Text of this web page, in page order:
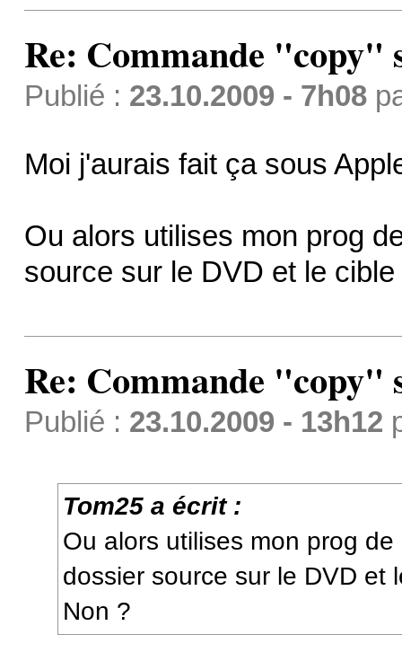
Re: Commande "copy"
Publié : 23.10.2009 - 7h08
Moi j'aurais fait ça sous
Ou alors utilises mon prog
source sur le DVD et le
Re: Commande "copy"
Publié : 23.10.2009 - 13h12
Tom25 a écrit :
Ou alors utilises mon prog
dossier source sur le DVD et
Non ?